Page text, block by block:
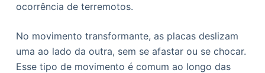
ocorrência de terremotos.
No movimento transformante, as placas deslizam
uma ao lado da outra, sem se afastar ou se chocar.
Esse tipo de movimento é comum ao longo das